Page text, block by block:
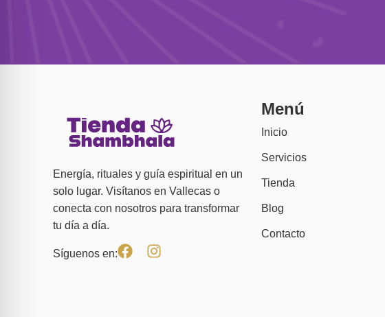
Energía, rituales y guía espiritual en un
solo lugar. Visítanos en Vallecas o
conecta con nosotros para transformar
tu día a día.
Síguenos en:
Menú
Inicio
Servicios
Tienda
Blog
Contacto